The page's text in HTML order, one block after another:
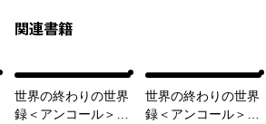
関連書籍
世界の終わりの世界
録＜アンコール＞
世界の終わりの世界
録＜アンコール＞